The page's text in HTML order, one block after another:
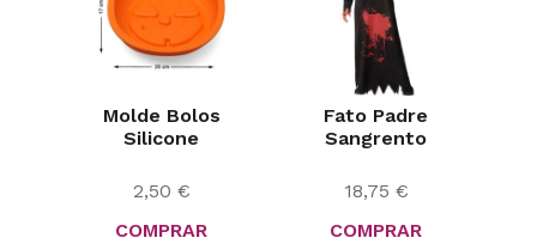
Molde Bolos
Silicone
2,50 €
COMPRAR
Fato Padre
Sangrento
18,75 €
COMPRAR